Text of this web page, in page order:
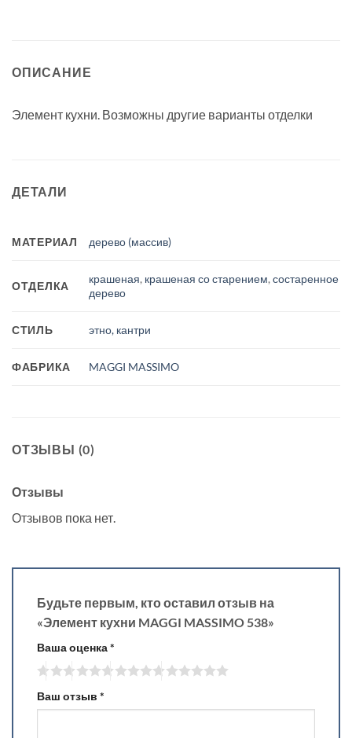
ОПИСАНИЕ
Элемент кухни. Возможны другие варианты отделки
ДЕТАЛИ
МАТЕРИАЛ дерево (массив)
ОТДЕЛКА
крашеная, крашеная со старением,состаренное
дерево
СТИЛЬ этно, кантри
ФАБРИКА MAGGI MASSIMO
ОТЗЫВЫ (0)
Отзывы
Отзывов пока нет.
Будьте первым, кто оставил отзыв на
«Элемент кухни MAGGI MASSIMO 538»
Ваша оценка*
Ваш отзыв *